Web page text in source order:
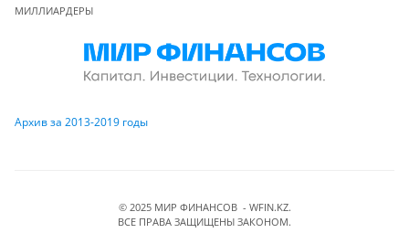
МИЛЛИАРДЕРЫ
Архив за 2013-2019 годы
© 2025 МИР ФИНАНСОВ - WFIN.KZ.
ВСЕ ПРАВА ЗАЩИЩЕНЫ ЗАКОНОМ.